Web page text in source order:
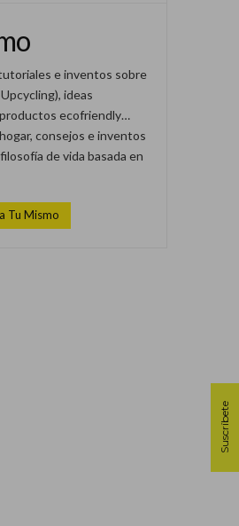
e inventos sobre
ideas
ecofriendly…
consejos e inventos
de vida basada en
Tu Mismo
Suscríbete